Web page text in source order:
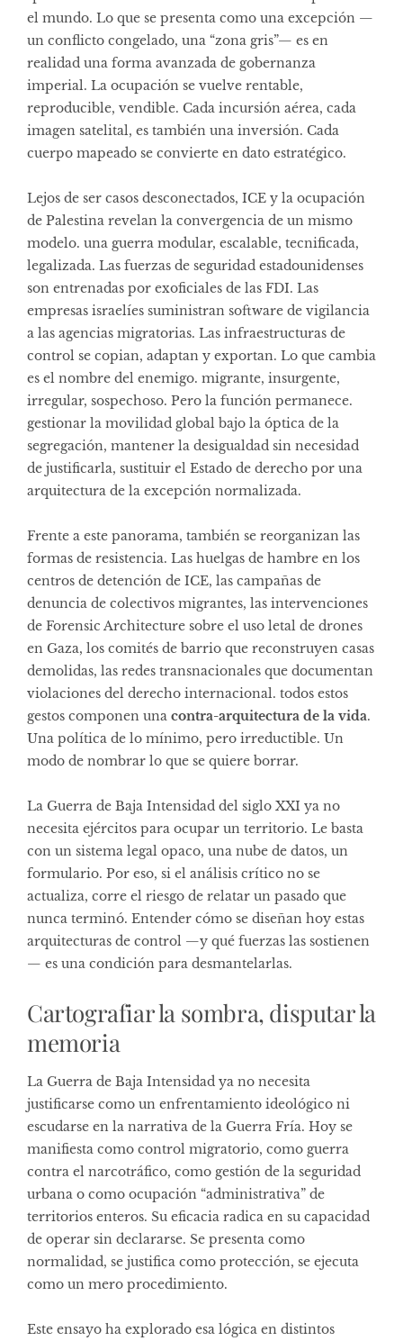
el mundo. Lo que se presenta como una excepción —
un conflicto congelado, una “zona gris”— es en
realidad una forma avanzada de gobernanza
imperial. La ocupación se vuelve rentable,
reproducible, vendible. Cada incursión aérea, cada
imagen satelital, es también una inversión. Cada
cuerpo mapeado se convierte en dato estratégico.
Lejos de ser casos desconectados, ICE y la ocupación
de Palestina revelan la convergencia de un mismo
modelo. una guerra modular, escalable, tecnificada,
legalizada. Las fuerzas de seguridad estadounidenses
son entrenadas por exoficiales de las FDI. Las
empresas israelíes suministran software de vigilancia
a las agencias migratorias. Las infraestructuras de
control se copian, adaptan y exportan. Lo que cambia
es el nombre del enemigo. migrante, insurgente,
irregular, sospechoso. Pero la función permanece.
gestionar la movilidad global bajo la óptica de la
segregación, mantener la desigualdad sin necesidad
de justificarla, sustituir el Estado de derecho por una
arquitectura de la excepción normalizada.
Frente a este panorama, también se reorganizan las
formas de resistencia. Las huelgas de hambre en los
centros de detención de ICE, las campañas de
denuncia de colectivos migrantes, las intervenciones
de Forensic Architecture sobre el uso letal de drones
en Gaza, los comités de barrio que reconstruyen casas
demolidas, las redes transnacionales que documentan
violaciones del derecho internacional. todos estos
gestos componen una contra-arquitectura de la vida.
Una política de lo mínimo, pero irreductible. Un
modo de nombrar lo que se quiere borrar.
La Guerra de Baja Intensidad del siglo XXI ya no
necesita ejércitos para ocupar un territorio. Le basta
con un sistema legal opaco, una nube de datos, un
formulario. Por eso, si el análisis crítico no se
actualiza, corre el riesgo de relatar un pasado que
nunca terminó. Entender cómo se diseñan hoy estas
arquitecturas de control —y qué fuerzas las sostienen
— es una condición para desmantelarlas.
Cartografiar la sombra, disputar la
memoria
La Guerra de Baja Intensidad ya no necesita
justificarse como un enfrentamiento ideológico ni
escudarse en la narrativa de la Guerra Fría. Hoy se
manifiesta como control migratorio, como guerra
contra el narcotráfico, como gestión de la seguridad
urbana o como ocupación “administrativa” de
territorios enteros. Su eficacia radica en su capacidad
de operar sin declararse. Se presenta como
normalidad, se justifica como protección, se ejecuta
como un mero procedimiento.
Este ensayo ha explorado esa lógica en distintos